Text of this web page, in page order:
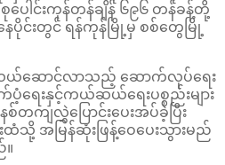
စုပေါင်းကုန်တန်ချိန် ၆၉၆ တန်ခန့်တို့
ပိုင်းတွင် ရန်ကုန်မြို့မှ စစ်တွေမြို့
သယ်ဆောင်လာသည့် ဆောက်လုပ်ရေး
ပံ့ရေးနှင့်ကယ်ဆယ်ရေးပစ္စည်းများ
တကျလွှဲပြောင်းပေးအပ်ခဲ့ပြီး
သို့ အမြန်ဆုံးဖြန့်ဝေပေးသွားမည်
။